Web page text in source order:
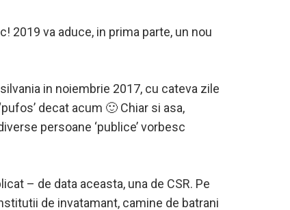
2019 va aduce, in prima parte, un nou
in noiembrie 2017, cu cateva zile
decat acum 🙂 Chiar si asa,
persoane ‘publice’ vorbesc
– de data aceasta, una de CSR. Pe
de invatamant, camine de batrani